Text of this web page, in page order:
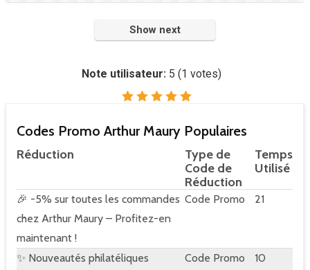
Show next
Note utilisateur: 5 (1 votes)
Codes Promo Arthur Maury Populaires
Réduction
Type de
Code de
Réduction
Temps
Utilisé
🎉 -5% sur toutes les commandes
chez Arthur Maury – Profitez-en
maintenant !
Code Promo 21
✨ Nouveautés philatéliques
Code Promo 10